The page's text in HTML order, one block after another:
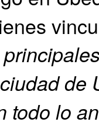
de
todo lo